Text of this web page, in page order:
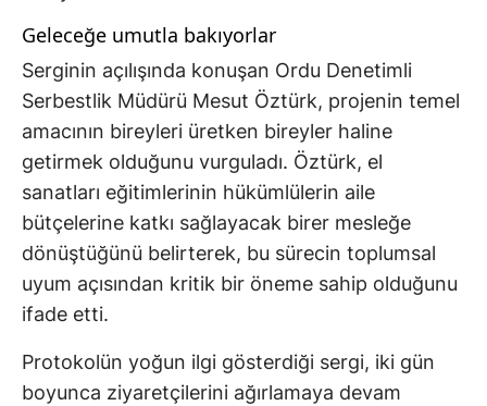
Geleceğe umutla bakıyorlar
Serginin açılışında konuşan Ordu Denetimli
Serbestlik Müdürü Mesut Öztürk, projenin temel
amacının bireyleri üretken bireyler haline
getirmek olduğunu vurguladı. Öztürk, el
sanatları eğitimlerinin hükümlülerin aile
bütçelerine katkı sağlayacak birer mesleğe
dönüştüğünü belirterek, bu sürecin toplumsal
uyum açısından kritik bir öneme sahip olduğunu
ifade etti.
Protokolün yoğun ilgi gösterdiği sergi, iki gün
boyunca ziyaretçilerini ağırlamaya devam